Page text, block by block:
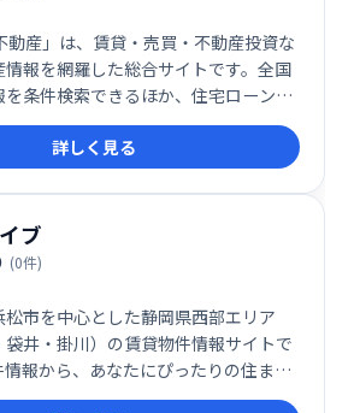
動産」は、賃貸・売買・不動産投資な
情報を網羅した総合サイトです。全国
条件検索できるほか、住宅ローンや
もり、引越しサービスの比較など、住
関連サービスをまとめて提供。さら
ランキングやマンションの口コミ情報
。不動産会社への直接見学予約も可
ら契約までをスムーズに進められま
詳しく見る
ブ
(0件)
市を中心とした静岡県西部エリア
袋井・掛川）の賃貸物件情報サイトで
報から、あなたにぴったりの住まい
す。地域密着型の不動産仲介・管理会